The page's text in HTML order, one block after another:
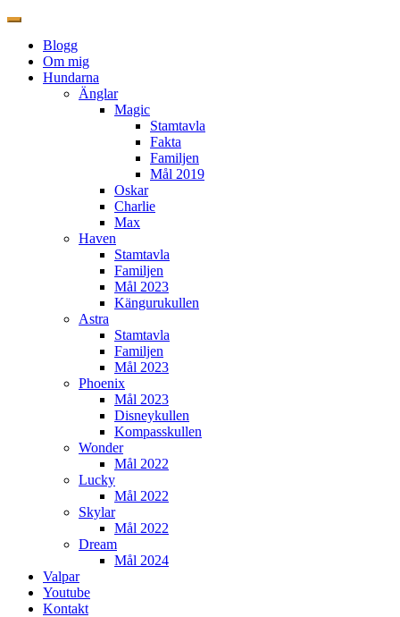
Blogg
Om mig
Hundarna
Änglar
Magic
Stamtavla
Fakta
Familjen
Mål 2019
Oskar
Charlie
Max
Haven
Stamtavla
Familjen
Mål 2023
Kängurukullen
Astra
Stamtavla
Familjen
Mål 2023
Phoenix
Mål 2023
Disneykullen
Kompasskullen
Wonder
Mål 2022
Lucky
Mål 2022
Skylar
Mål 2022
Dream
Mål 2024
Valpar
Youtube
Kontakt